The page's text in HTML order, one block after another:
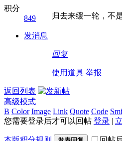
积分
849
发消息
归去来缓一轮，不
回复
使用道具 举报
返回列表
高级模式
B Color Image Link Quote Code
您需要登录后才可以回帖 登录 |